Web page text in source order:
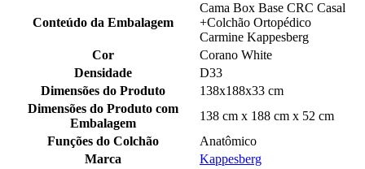
Conteúdo da Embalagem
Cama Box Base CRC Casal
+Colchão Ortopédico
Carmine Kappesberg
Cor
Corano White
Densidade
D33
Dimensões do Produto
138x188x33 cm
Dimensões do Produto com
Embalagem
138 cm x 188 cm x 52 cm
Funções do Colchão
Anatômico
Marca
Kappesberg